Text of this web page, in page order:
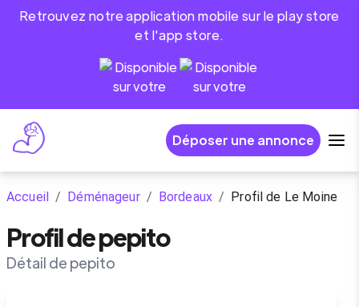
Retrouvez notre application mobile sur le play store
et l'app store.
Déposer une annonce
Accueil / Déménageur / Bordeaux / Profil de Le Moine
Profil de pepito
Détail de pepito